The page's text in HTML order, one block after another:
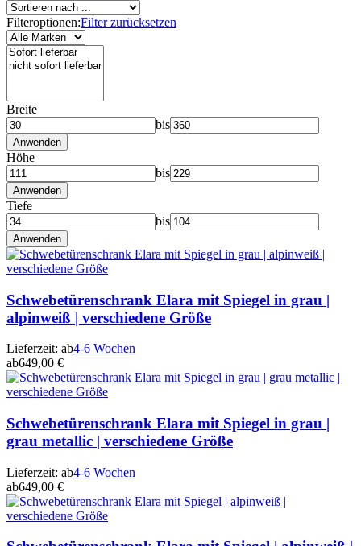
Filteroptionen:Filter zurücksetzen
Breite
bis
Anwenden
Höhe
bis
Anwenden
Tiefe
bis
Anwenden
Schwebetürenschrank Elara mit Spiegel in grau |
alpinweiß | verschiedene Größe
Lieferzeit: ab4-6 Wochen
ab649,00 €
Schwebetürenschrank Elara mit Spiegel in grau |
grau metallic | verschiedene Größe
Lieferzeit: ab4-6 Wochen
ab649,00 €